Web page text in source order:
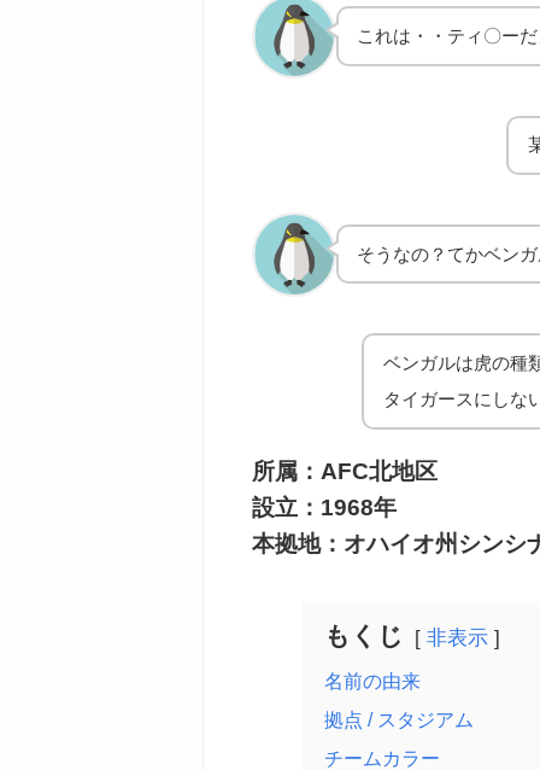
これは・・ティ〇ーだ
そうなの？てかベン
ベンガルは虎の種
タイガースにしな
所属：AFC北地区
設立：1968年
本拠地：オハイオ州シンシ
もくじ 非表示
名前の由来
拠点 / スタジアム
チームカラー